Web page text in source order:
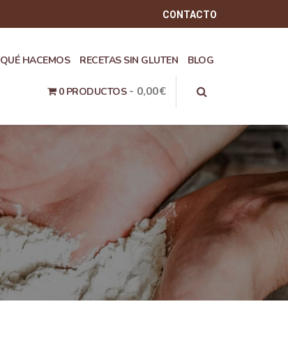
CONTACTO
QUÉ HACEMOS RECETAS SIN GLUTEN BLOG
0 PRODUCTOS 0,00€